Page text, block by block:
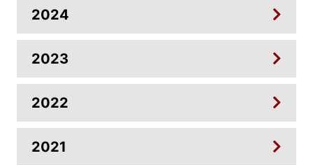
2024
2023
2022
2021